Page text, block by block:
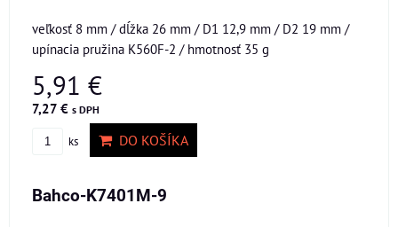
veľkosť 8 mm / dĺžka 26 mm / D1 12,9 mm / D2 19 mm /
upínacia pružina K560F-2 / hmotnosť 35 g
5,91 €
7,27 € s DPH
ks DO KOŠÍKA
Bahco-K7401M-9